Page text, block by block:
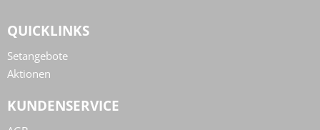
QUICKLINKS
Setangebote
Aktionen
KUNDENSERVICE